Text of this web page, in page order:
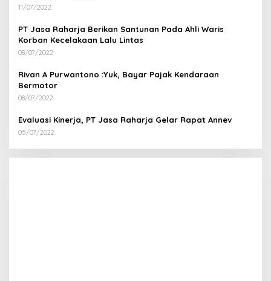
11/07/2022
PT Jasa Raharja Berikan Santunan Pada Ahli Waris
Korban Kecelakaan Lalu Lintas
08/07/2022
Rivan A Purwantono :Yuk, Bayar Pajak Kendaraan
Bermotor
08/07/2022
Evaluasi Kinerja, PT Jasa Raharja Gelar Rapat Annev
05/07/2022